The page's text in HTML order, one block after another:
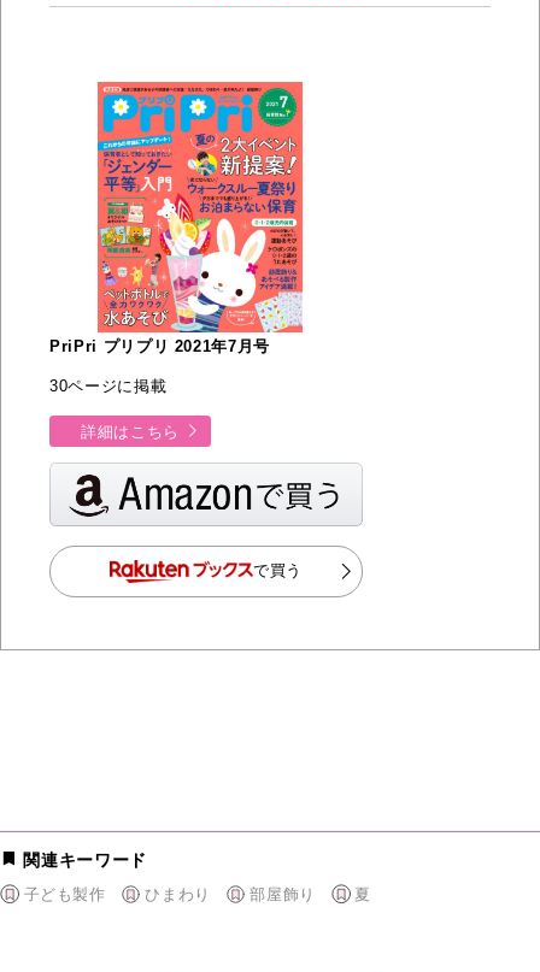
PriPri プリプリ 2021年7月号
30ページに掲載
詳細はこちら
で買う
関連キーワード
子ども製作 ひまわり 部屋飾り 夏